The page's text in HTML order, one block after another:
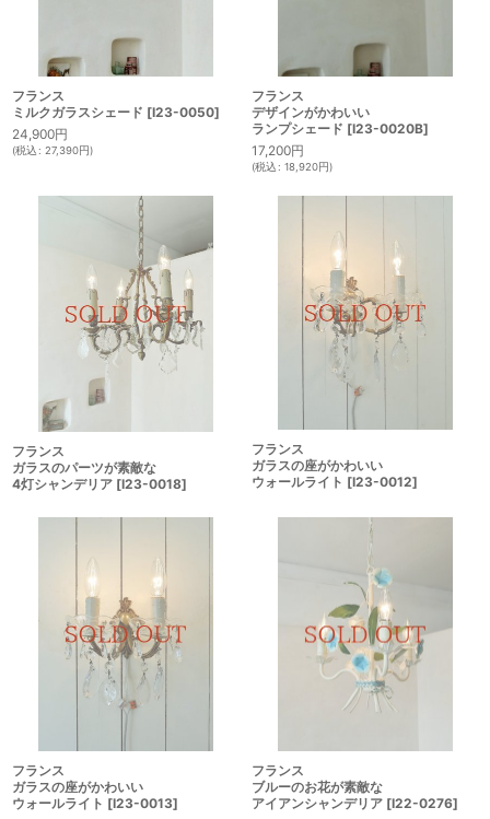
フランス
ミルクガラスシェード [I23-0050]
24,900円
(税込: 27,390円)
フランス
デザインがかわいい
ランプシェード [I23-0020B]
17,200円
(税込: 18,920円)
フランス
ガラスのパーツが素敵な
4灯シャンデリア [I23-0018]
フランス
ガラスの座がかわいい
ウォールライト [I23-0012]
フランス
ガラスの座がかわいい
ウォールライト [I23-0013]
フランス
ブルーのお花が素敵な
アイアンシャンデリア [I22-0276]